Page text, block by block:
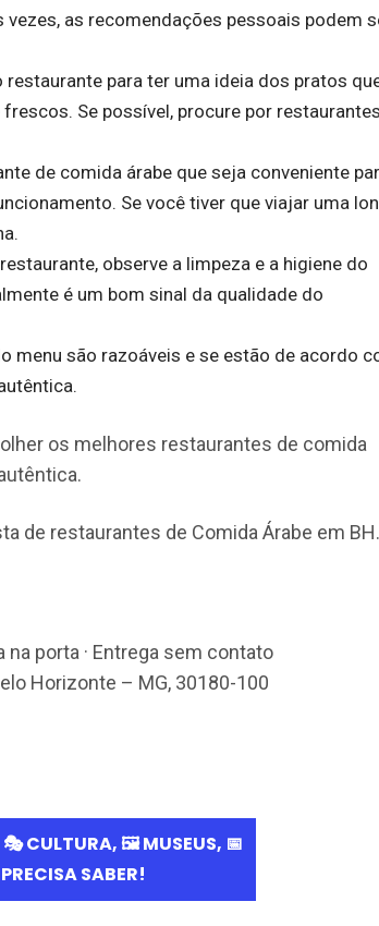
as recomendações pessoais podem
para ter uma ideia dos pratos
Se possível, procure por restaurantes
de comida árabe que seja conveniente
Se você tiver que viajar uma
observe a limpeza e a higiene do
é um bom sinal da qualidade do
menu são razoáveis ​​e se estão de acordo
os melhores restaurantes de comida
de restaurantes de Comida Árabe em BH.
na porta · Entrega sem contato
Horizonte – MG, 30180-100